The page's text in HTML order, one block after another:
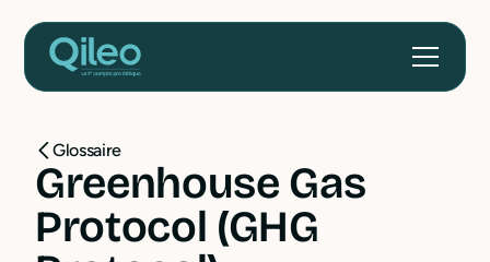
Glossaire
Greenhouse Gas
Protocol (GHG